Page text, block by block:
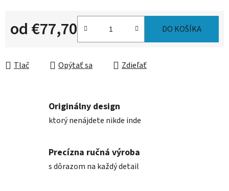
od€77,70 DO KOŠÍKA
Tlač Opýtať sa Zdieľať
Originálny design
ktorý nenájdete nikde inde
Precízna ručná výroba
s dôrazom na každý detail